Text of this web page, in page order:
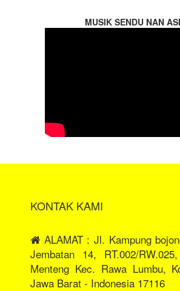
MUSIK SENDU NAN
KONTAK KAMI
ALAMAT : Jl. Kampung
Jembatan 14, RT.002/
Menteng Kec. Rawa Lumbu,
Jawa Barat - Indonesia 17116